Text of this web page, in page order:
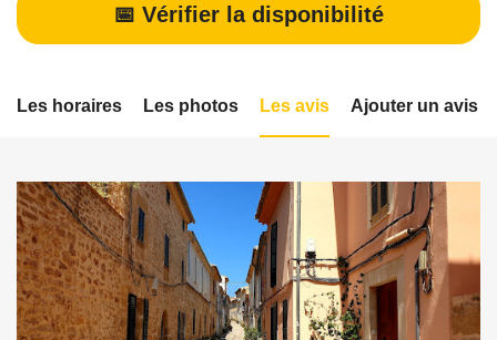
📅 Vérifier la disponibilité
Les horaires Les photos Les avis Ajouter un avis